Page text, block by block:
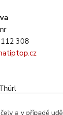
308
a v případě